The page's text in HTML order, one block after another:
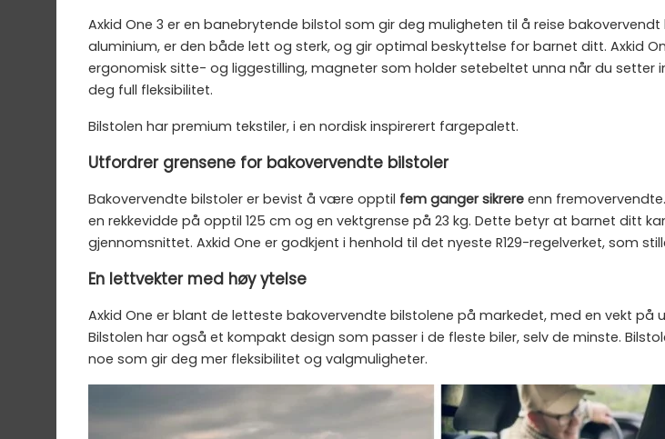
Axkid One 3 er en banebrytende bilstol som gir deg muligheten til å reise
aluminium, er den både lett og sterk, og gir optimal beskyttelse for barnet ditt. Axkid
ergonomisk sitte- og liggestilling, magneter som holder setebeltet unna når du setter
deg full fleksibilitet.
Bilstolen har premium tekstiler, i en nordisk inspirerert fargepalett.
Utfordrer grensene for bakovervendte bilstoler
Bakovervendte bilstoler er bevist å være opptil fem ganger sikrere enn
en rekkevidde på opptil 125 cm og en vektgrense på 23 kg. Dette betyr at barnet ditt
gjennomsnittet. Axkid One er godkjent i henhold til det nyeste R129-regelverket, som
En lettvekter med høy ytelse
Axkid One er blant de letteste bakovervendte bilstolene på markedet, med en vekt på
Bilstolen har også et kompakt design som passer i de fleste biler, selv de minste.
noe som gir deg mer fleksibilitet og valgmuligheter.